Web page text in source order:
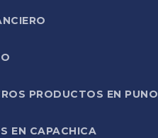
PRODUCTOS EN PUNO
EN CAPACHICA